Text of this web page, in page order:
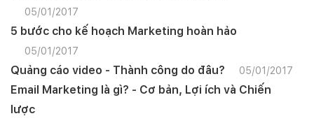
05/01/2017
5 bước cho kế hoạch Marketing hoàn hảo
05/01/2017
Quảng cáo video - Thành công do đâu? 05/01/2017
Email Marketing là gì? - Cơ bản, Lợi ích và Chiến
lược